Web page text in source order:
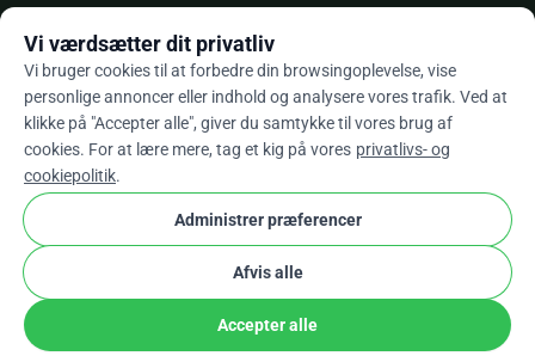
Daarrow_drop_down
★★★★★4,9 / 5 baseret på 500+ anmeldelser
Privatliv og cookies
Vilkår og betingelser
stripe checkVerificeret Partner
Vi værdsætter dit privatliv
Vi bruger cookies til at forbedre din browsingoplevelse, vise
personlige annoncer eller indhold og analysere vores trafik. Ved at
klikke på "Accepter alle", giver du samtykke til vores brug af
cookies. For at lære mere, tag et kig på vores privatlivs- og
cookiepolitik.
Administrer præferencer
Afvis alle
Accepter alle